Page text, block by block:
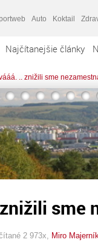
Auto Koktail
Najčítanejšie články
.. znižili sme
sme
2 973x, Miro Majerník